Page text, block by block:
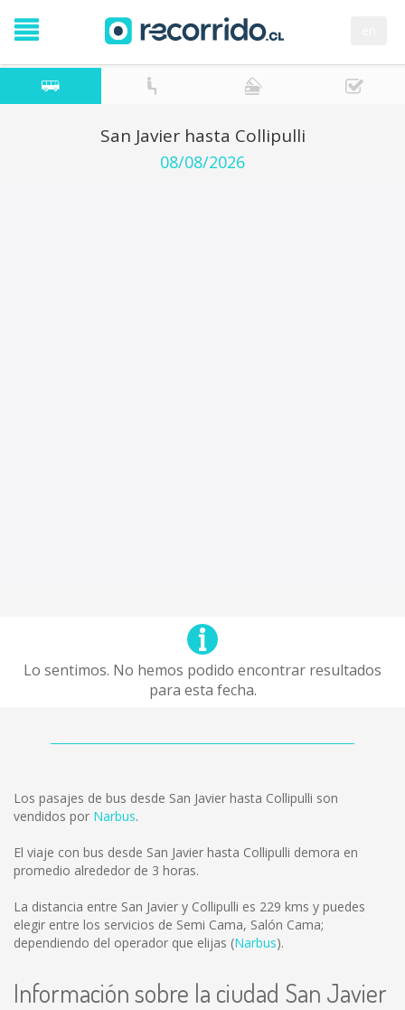
San Javier hasta Collipulli
08/08/2026
Lo sentimos. No hemos podido encontrar resultados
para esta fecha.
Los pasajes de bus desde San Javier hasta Collipulli son
vendidos por Narbus.
El viaje con bus desde San Javier hasta Collipulli demora en
promedio alrededor de 3 horas.
La distancia entre San Javier y Collipulli es 229 kms y puedes
elegir entre los servicios de Semi Cama, Salón Cama;
dependiendo del operador que elijas (Narbus).
Información sobre la ciudad San Javier